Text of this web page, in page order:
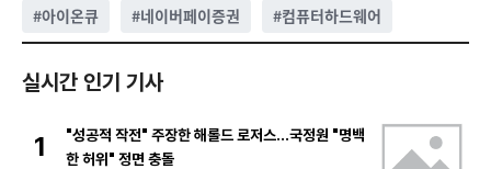
#아이온큐 #네이버페이증권 #컴퓨터하드웨어
실시간 인기 기사
1
"성공적 작전" 주장한 해롤드 로저스…국정원 "명백
한 허위" 정면 충돌